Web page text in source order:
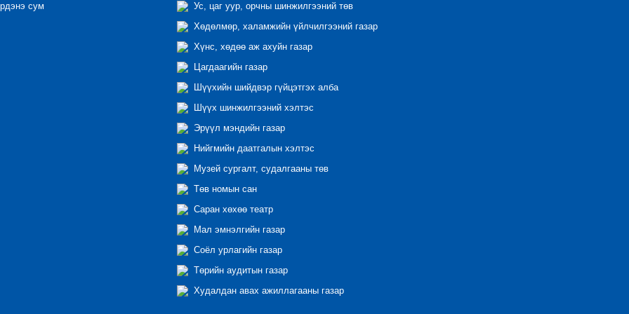
сум Ус, цаг уур, орчны шинжилгээний төв
Хөдөлмөр, халамжийн үйлчилгээний газар
Хүнс, хөдөө аж ахуйн газар
Цагдаагийн газар
Шүүхийн шийдвэр гүйцэтгэх алба
Шүүх шинжилгээний хэлтэс
Эрүүл мэндийн газар
Нийгмийн даатгалын хэлтэс
Музей сургалт, судалгааны төв
Төв номын сан
Саран хөхөө театр
Мал эмнэлгийн газар
Соёл урлагийн газар
Төрийн аудитын газар
Худалдан авах ажиллагааны газар